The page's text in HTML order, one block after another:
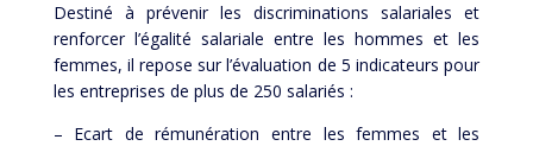
Destiné à prévenir les discriminations salariales et
renforcer l’égalité salariale entre les hommes et les
femmes, il repose sur l’évaluation de 5 indicateurs pour
les entreprises de plus de 250 salariés :
– Ecart de rémunération entre les femmes et les